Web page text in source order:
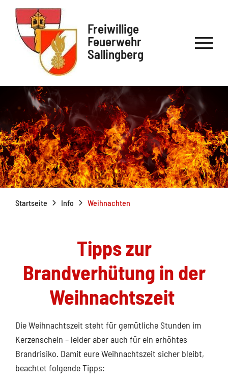
Freiwillige
Feuerwehr
Sallingberg
Startseite Info Weihnachten
Tipps zur
Brandverhütung in der
Weihnachtszeit
Die Weihnachtszeit steht für gemütliche Stunden im
Kerzenschein – leider aber auch für ein erhöhtes
Brandrisiko. Damit eure Weihnachtszeit sicher bleibt,
beachtet folgende Tipps: